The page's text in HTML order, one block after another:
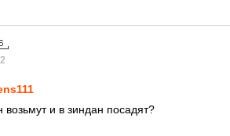
и в зиндан посадят?